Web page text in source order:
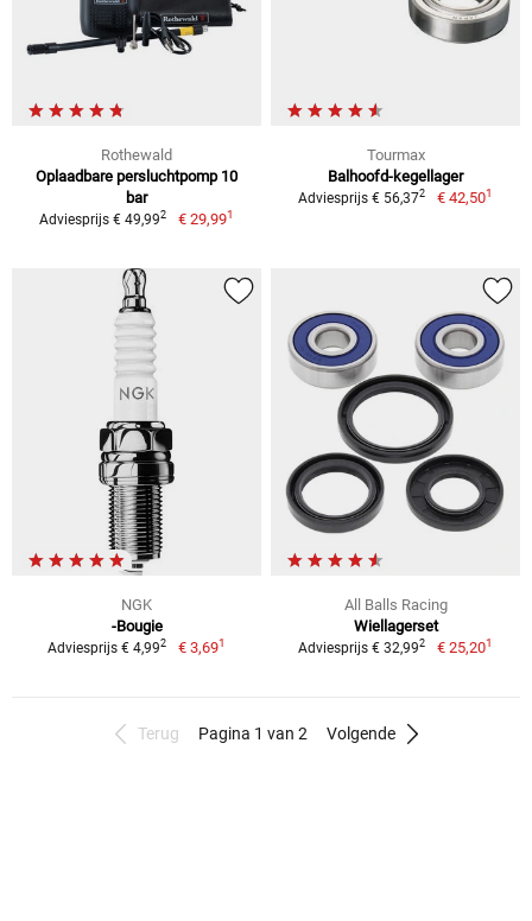
Rothewald
Oplaadbare persluchtpomp 10
bar
Adviesprijs € 49,992 € 29,991
Tourmax
Balhoofd-kegellager
Adviesprijs € 56,372 € 42,501
NGK
-Bougie
Adviesprijs € 4,992 € 3,691
All Balls Racing
Wiellagerset
Adviesprijs € 32,992 € 25,201
Terug Pagina 1 van 2 Volgende